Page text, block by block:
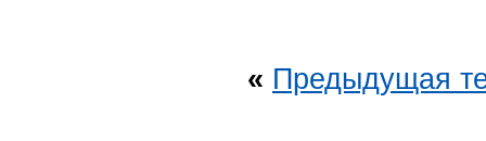
« Предыдущая